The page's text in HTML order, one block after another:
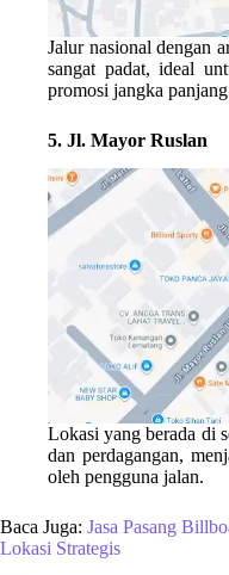
Jalur nasional dengan
sangat padat, ideal
promosi jangka
5. Jl. Mayor Ruslan
Lokasi yang berada di
dan perdagangan,
oleh pengguna jalan.
Baca Juga: Jasa Pasang
Lokasi Strategis